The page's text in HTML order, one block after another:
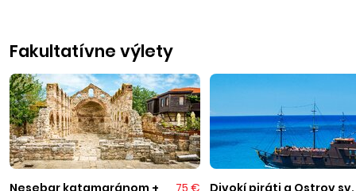
Menšie príjemné stredisko leží v prekrásnom Kitenskom
zálive, približne 60 kilometrov južne od Burgasu.
Návštevníkom učaruje krásnymi piesočnatými plážami
so skalnými útesmi, ktoré si obľúbili i milovníci potápania.
Pláže sú obkolesené množstvom borovicových lesov. K
Fakultatívne výlety
Nesebar katamaránom + 75 € Divokí piráti a Ostrov sv.